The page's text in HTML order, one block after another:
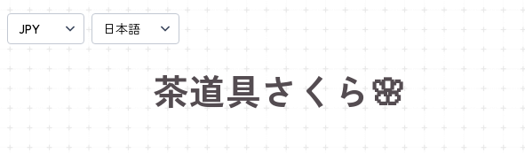
茶道具さくら🌸